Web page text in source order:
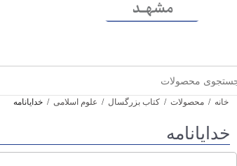
خانه / محصولات / کتاب بزرگسال / علوم اسلامی / خدایانامه
خدایانامه